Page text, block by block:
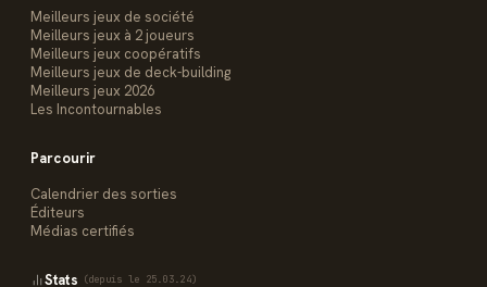
Meilleurs jeux de société
Meilleurs jeux à 2 joueurs
Meilleurs jeux coopératifs
Meilleurs jeux de deck-building
Meilleurs jeux 2026
Les Incontournables
Parcourir
Calendrier des sorties
Éditeurs
Médias certifiés
Stats (depuis le 25.03.24)